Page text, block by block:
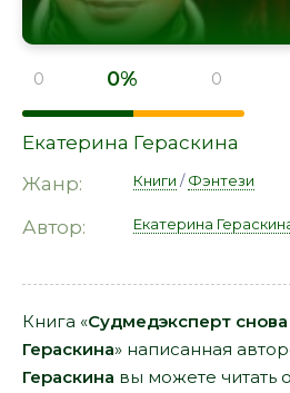
0 0% 0
Екатерина Гераскина
Жанр:
Книги /Фэнтези
Автор: Екатерина
Книга «Судмедэксперт
Гераскина» написанная
Гераскина вы можете читать